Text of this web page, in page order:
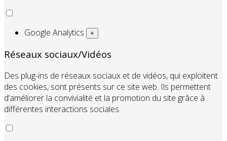
Google Analytics +
Réseaux sociaux/Vidéos
Des plug-ins de réseaux sociaux et de vidéos, qui exploitent
des cookies, sont présents sur ce site web. Ils permettent
d’améliorer la convivialité et la promotion du site grâce à
différentes interactions sociales.